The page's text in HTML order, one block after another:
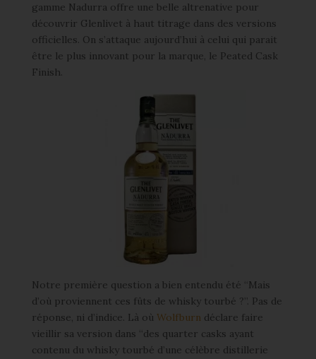
gamme Nadurra offre une belle altrenative pour
découvrir Glenlivet à haut titrage dans des versions
officielles. On s’attaque aujourd’hui à celui qui parait
être le plus innovant pour la marque, le Peated Cask
Finish.
Notre première question a bien entendu été “Mais
d’où proviennent ces fûts de whisky tourbé ?”. Pas de
réponse, ni d’indice. Là où Wolfburn déclare faire
vieillir sa version dans “des quarter casks ayant
contenu du whisky tourbé d’une célèbre distillerie